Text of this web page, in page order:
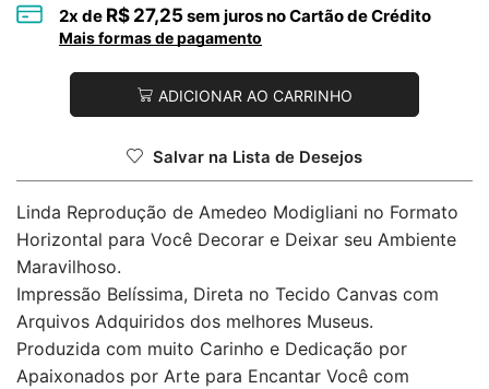
2x de R$ 27,25 sem juros no Cartão de Crédito
Mais formas de pagamento
ADICIONAR AO CARRINHO
Salvar na Lista de Desejos
Linda Reprodução de Amedeo Modigliani no Formato
Horizontal para Você Decorar e Deixar seu Ambiente
Maravilhoso.
Impressão Belíssima, Direta no Tecido Canvas com
Arquivos Adquiridos dos melhores Museus.
Produzida com muito Carinho e Dedicação por
Apaixonados por Arte para Encantar Você com